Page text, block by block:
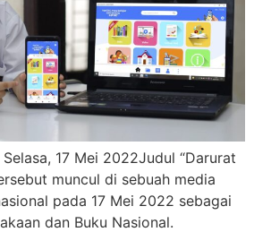
17 Mei 2022Judul “Darurat
muncul di sebuah media
pada 17 Mei 2022 sebagai
dan Buku Nasional.